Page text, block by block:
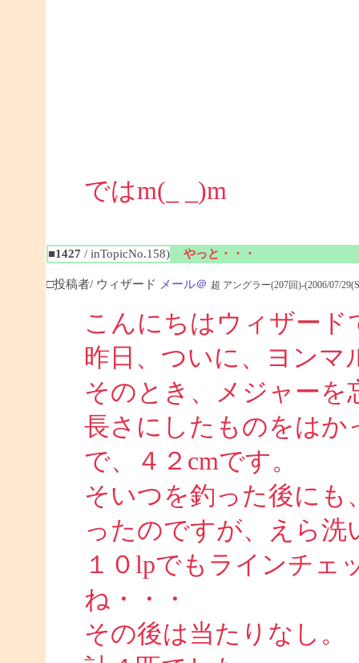
ではm(_ _)m
■1427 / inTopicNo.158) やっと・・・
□投稿者/ ウィザード メール＠ 超 アングラー(207回)-(2006/07/
こんにちはウィザード
昨日、ついに、ヨンマ
そのとき、メジャー
長さにしたものをはか
で、４２cmです。
そいつを釣った後にも
ったのですが、えら
１０lpでもラインチェ
ね・・・
その後は当たりなし。